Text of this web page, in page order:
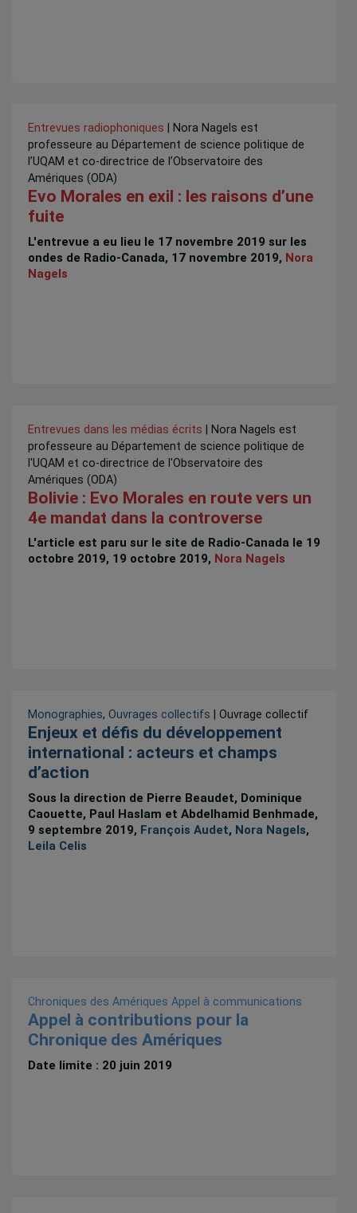
Entrevues radiophoniques | Nora Nagels est
professeure au Département de science politique de
l’UQAM et co-directrice de l’Observatoire des
Amériques (ODA)
Evo Morales en exil : les raisons d’une
fuite
L'entrevue a eu lieu le 17 novembre 2019 sur les
ondes de Radio-Canada, 17 novembre 2019, Nora
Nagels
Entrevues dans les médias écrits | Nora Nagels est
professeure au Département de science politique de
l'UQAM et co-directrice de l'Observatoire des
Amériques (ODA)
Bolivie : Evo Morales en route vers un
4e mandat dans la controverse
L'article est paru sur le site de Radio-Canada le 19
octobre 2019, 19 octobre 2019, Nora Nagels
Monographies,Ouvrages collectifs | Ouvrage collectif
Enjeux et défis du développement
international : acteurs et champs
d’action
Sous la direction de Pierre Beaudet, Dominique
Caouette, Paul Haslam et Abdelhamid Benhmade,
9 septembre 2019, François Audet, Nora Nagels,
Leila Celis
Chroniques des Amériques Appel à communications
Appel à contributions pour la
Chronique des Amériques
Date limite : 20 juin 2019